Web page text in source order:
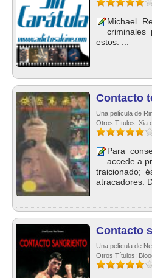
Michael
estos. ...
Contacto
Una película de
Otros Títulos: Xia
Para
accede a
traicionado;
atracadores.
Contacto
Una película de
Otros Títulos: